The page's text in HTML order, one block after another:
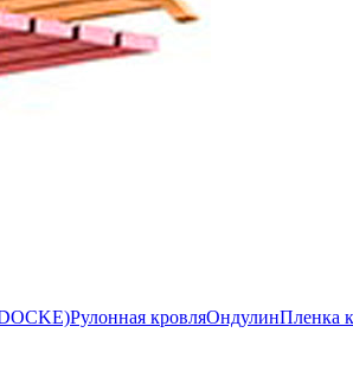
Рулонная кровляОндулинПленка